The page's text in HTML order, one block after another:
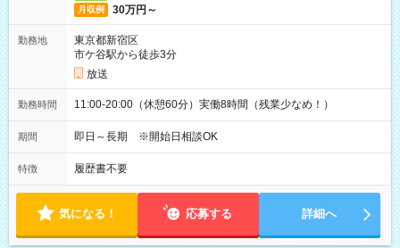
月収例 30万円～
勤務地
東京都新宿区
市ケ谷駅から徒歩3分
放送
勤務時間 11:00-20:00（休憩60分）実働8時間（残業少なめ！）
期間 即日～長期 ※開始日相談OK
特徴 履歴書不要
気になる！ 応募する 詳細へ